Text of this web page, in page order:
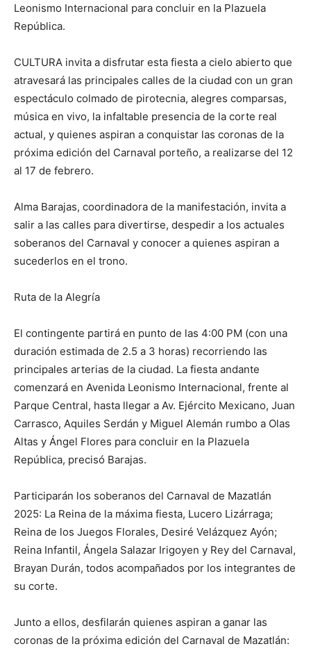
Leonismo Internacional para concluir en la Plazuela
República.
CULTURA invita a disfrutar esta fiesta a cielo abierto que
atravesará las principales calles de la ciudad con un gran
espectáculo colmado de pirotecnia, alegres comparsas,
música en vivo, la infaltable presencia de la corte real
actual, y quienes aspiran a conquistar las coronas de la
próxima edición del Carnaval porteño, a realizarse del 12
al 17 de febrero.
Alma Barajas, coordinadora de la manifestación, invita a
salir a las calles para divertirse, despedir a los actuales
soberanos del Carnaval y conocer a quienes aspiran a
sucederlos en el trono.
Ruta de la Alegría
El contingente partirá en punto de las 4:00 PM (con una
duración estimada de 2.5 a 3 horas) recorriendo las
principales arterias de la ciudad. La fiesta andante
comenzará en Avenida Leonismo Internacional, frente al
Parque Central, hasta llegar a Av. Ejército Mexicano, Juan
Carrasco, Aquiles Serdán y Miguel Alemán rumbo a Olas
Altas y Ángel Flores para concluir en la Plazuela
República, precisó Barajas.
Participarán los soberanos del Carnaval de Mazatlán
2025: La Reina de la máxima fiesta, Lucero Lizárraga;
Reina de los Juegos Florales, Desiré Velázquez Ayón;
Reina Infantil, Ángela Salazar Irigoyen y Rey del Carnaval,
Brayan Durán, todos acompañados por los integrantes de
su corte.
Junto a ellos, desfilarán quienes aspiran a ganar las
coronas de la próxima edición del Carnaval de Mazatlán: